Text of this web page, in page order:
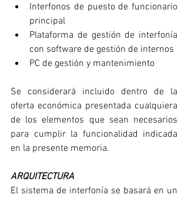
Interfonos de puesto de funcionario
principal
Plataforma de gestión de interfonía
con software de gestión de internos
PC de gestión y mantenimiento
Se considerará incluido dentro de la
oferta económica presentada cualquiera
de los elementos que sean necesarios
para cumplir la funcionalidad indicada
en la presente memoria.
ARQUITECTURA
El sistema de interfonía se basará en un